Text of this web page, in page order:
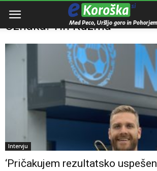
Domov Tin Küzma
Oznaka: Tin Küzma
Intervju
‘Pričakujem rezultatsko uspešen